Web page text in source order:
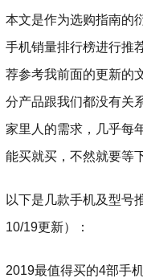
本文是作为选购指南的
手机销量排行榜进行推
荐参考我前面的更新的
分产品跟我们都没有关
家里人的需求，几乎每
能买就买，不然就要等
以下是几款手机及型号
10/19更新）：
2019最值得买的4部手